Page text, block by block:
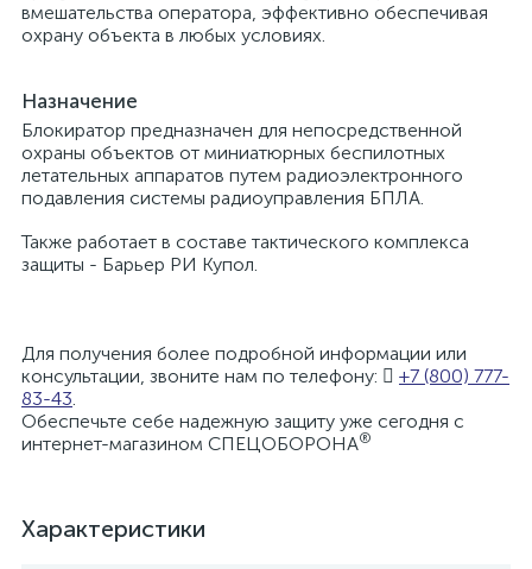
вмешательства оператора, эффективно обеспечивая
охрану объекта в любых условиях.
Назначение
Блокиратор предназначен для непосредственной
охраны объектов от миниатюрных беспилотных
летательных аппаратов путем радиоэлектронного
подавления системы радиоуправления БПЛА.
Также работает в составе тактического комплекса
защиты - Барьер РИ Купол.
Для получения более подробной информации или
консультации, звоните нам по телефону:
+7 (800) 777-
83-43.
Обеспечьте себе надежную защиту уже сегодня с
интернет-магазином СПЕЦОБОРОНА®
Характеристики